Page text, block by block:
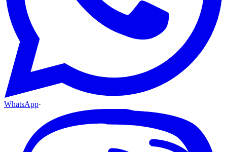
WhatsApp·